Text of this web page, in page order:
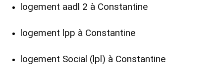
logement aadl 2 à Constantine
logement lpp à Constantine
logement Social (lpl) à Constantine